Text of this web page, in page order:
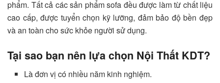
phẩm. Tất cả các sản phẩm sofa đều được làm từ chất liệu
cao cấp, được tuyển chọn kỹ lưỡng, đảm bảo độ bền đẹp
và an toàn cho sức khỏe người sử dụng.
Tại sao bạn nên lựa chọn Nội Thất KDT?
Là đơn vị có nhiều năm kinh nghiệm.